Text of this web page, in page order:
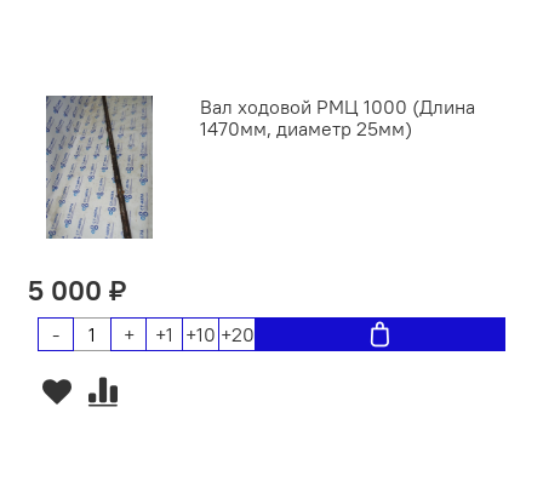
Вал ходовой РМЦ 1000 (Длина
1470мм, диаметр 25мм)
5 000 ₽
- + +1 +10 +20